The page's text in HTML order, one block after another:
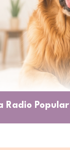
Radio Popular